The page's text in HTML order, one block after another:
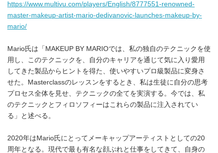
https://www.multivu.com/players/English/8777551-renowned-
master-makeup-artist-mario-dedivanovic-launches-makeup-by-
mario/
Mario氏は「MAKEUP BY MARIOでは、私の独自のテクニックを使
用し、このテクニックを、自分のキャリアを通じて気に入り愛用
してきた製品からヒントを得た、使いやすいプロ級製品に変身さ
せた。Masterclassのレッスンをするとき、私は生徒に自分の思考
プロセス全体を見せ、テクニックの全てを実演する。今では、私
のテクニックとフィロソフィーはこれらの製品に注入されてい
る」と述べる。
2020年はMario氏にとってメーキャップアーティストとしての20
周年となる。現代で最も有名な顔ぶれと仕事をしてきて、自身の